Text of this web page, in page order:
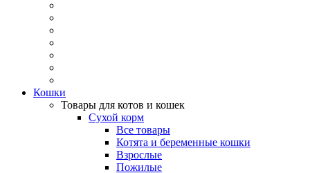
Кошки
Товары для котов и кошек
Сухой корм
Все товары
Котята и беременные кошки
Взрослые
Пожилые